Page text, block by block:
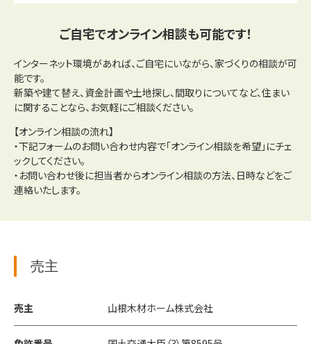
ご自宅でオンライン相談も可能です！
インターネット環境があれば、ご自宅にいながら、家づくりの相談が可
能です。
新築や建て替え、資金計画や土地探し、間取りについてなど、住まい
に関することなら、お気軽にご相談ください。
【オンライン相談の流れ】
・下記フォームのお問い合わせ内容で「オンライン相談を希望」にチェ
ックしてください。
・お問い合わせ後に担当者からオンライン相談の方法、日時などをご
連絡いたします。
売主
売主 山根木材ホーム株式会社